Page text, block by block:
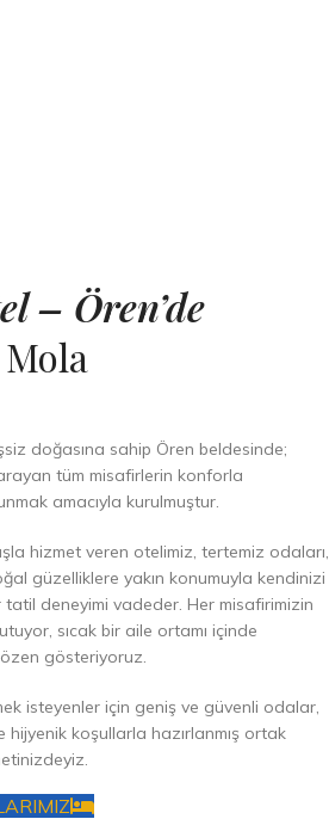
– Ören’de
doğasına sahip Ören beldesinde;
tüm misafirlerin konforla
amacıyla kurulmuştur.
hizmet veren otelimiz, tertemiz odaları,
güzelliklere yakın konumuyla kendinizi
deneyimi vadeder. Her misafirimizin
sıcak bir aile ortamı içinde
gösteriyoruz.
isteyenler için geniş ve güvenli odalar,
koşullarla hazırlanmış ortak